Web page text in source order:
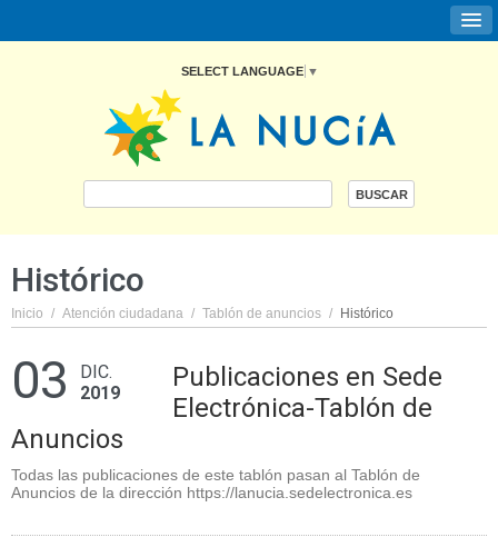
SELECT LANGUAGE ▼
Histórico
Inicio / Atención ciudadana / Tablón de anuncios / Histórico
03
DIC.
2019
Publicaciones en Sede
Electrónica-Tablón de
Anuncios
Todas las publicaciones de este tablón pasan al Tablón de
Anuncios de la dirección https://lanucia.sedelectronica.es